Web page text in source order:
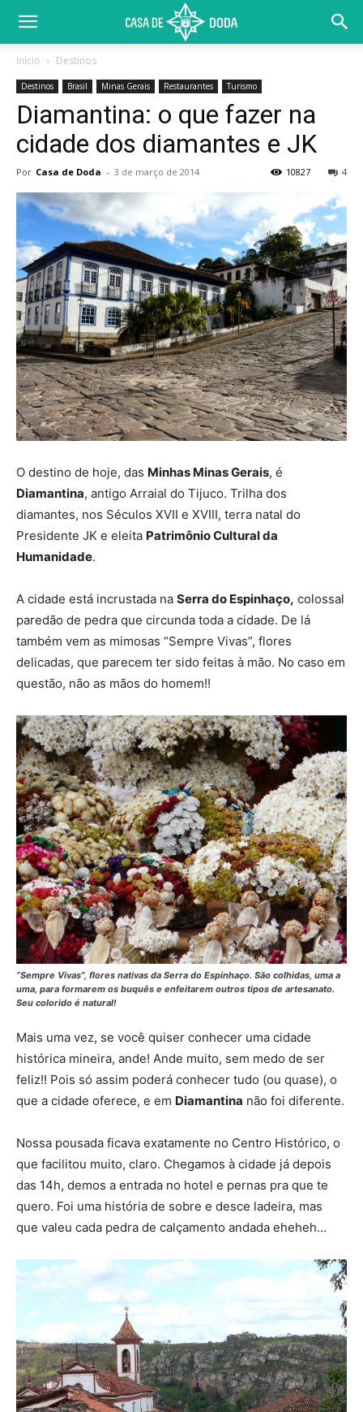
Início Destinos
Destinos Brasil Minas Gerais Restaurantes Turismo
Diamantina: o que fazer na
cidade dos diamantes e JK
Por Casa de Doda - 3 de março de 2014 4
10827
O destino de hoje, das Minhas Minas Gerais, é
Diamantina, antigo Arraial do Tijuco. Trilha dos
diamantes, nos Séculos XVII e XVIII, terra natal do
Presidente JK e eleita Patrimônio Cultural da
Humanidade.
A cidade está incrustada na Serra do Espinhaço, colossal
paredão de pedra que circunda toda a cidade. De lá
também vem as mimosas “Sempre Vivas”, flores
delicadas, que parecem ter sido feitas à mão. No caso em
questão, não as mãos do homem!!
“Sempre Vivas”, flores nativas da Serra do Espinhaço. São colhidas, uma a
uma, para formarem os buquês e enfeitarem outros tipos de artesanato.
Seu colorido é natural!
Mais uma vez, se você quiser conhecer uma cidade
histórica mineira, ande! Ande muito, sem medo de ser
feliz!! Pois só assim poderá conhecer tudo (ou quase), o
que a cidade oferece, e em Diamantina não foi diferente.
Nossa pousada ficava exatamente no Centro Histórico, o
que facilitou muito, claro. Chegamos à cidade já depois
das 14h, demos a entrada no hotel e pernas pra que te
quero. Foi uma história de sobre e desce ladeira, mas
que valeu cada pedra de calçamento andada eheheh…